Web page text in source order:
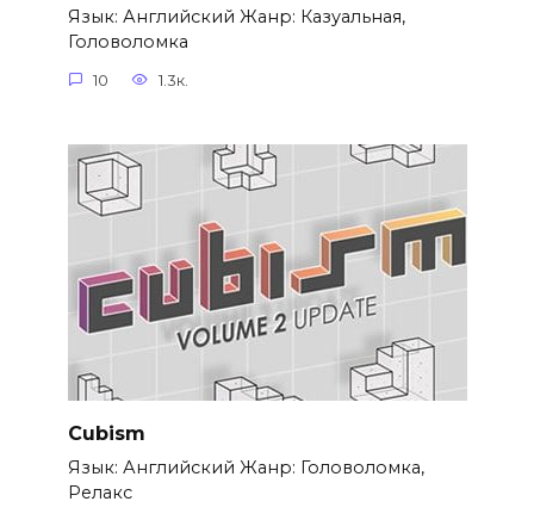
Язык: Английский Жанр: Казуальная,
Головоломка
10 1.3к.
Cubism
Язык: Английский Жанр: Головоломка,
Релакс